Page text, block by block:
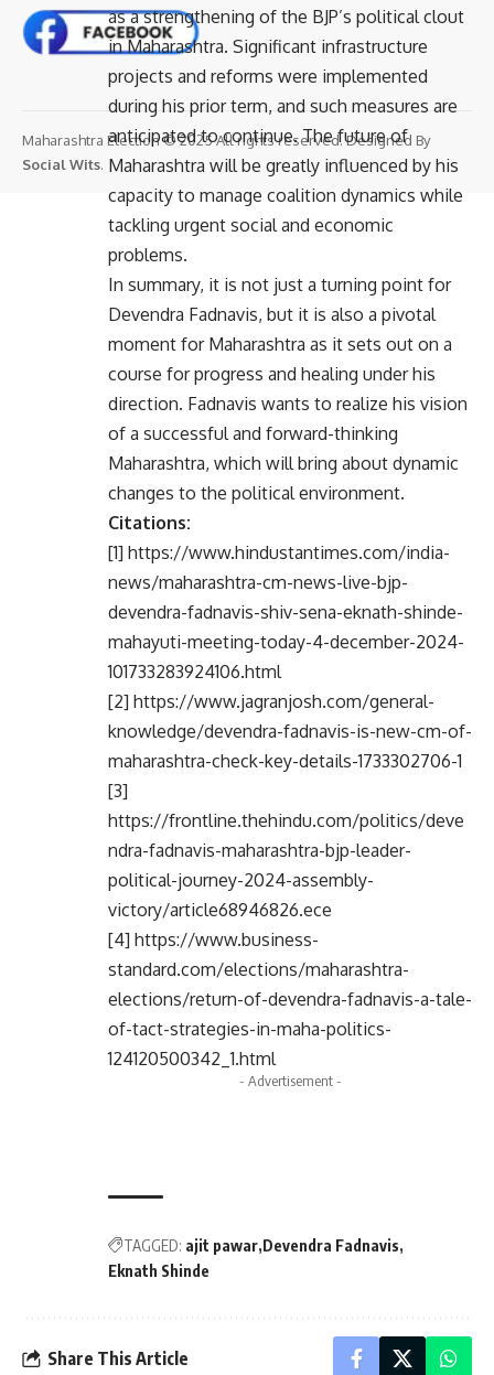
as a strengthening of the BJP’s political clout
in Maharashtra. Significant infrastructure
projects and reforms were implemented
during his prior term, and such measures are
anticipated to continue. The future of
Maharashtra will be greatly influenced by his
capacity to manage coalition dynamics while
tackling urgent social and economic
problems.
In summary, it is not just a turning point for
Devendra Fadnavis, but it is also a pivotal
moment for Maharashtra as it sets out on a
course for progress and healing under his
direction. Fadnavis wants to realize his vision
of a successful and forward-thinking
Maharashtra, which will bring about dynamic
changes to the political environment.
Citations:
[1] https://www.hindustantimes.com/india-
news/maharashtra-cm-news-live-bjp-
devendra-fadnavis-shiv-sena-eknath-shinde-
mahayuti-meeting-today-4-december-2024-
101733283924106.html
[2] https://www.jagranjosh.com/general-
knowledge/devendra-fadnavis-is-new-cm-of-
maharashtra-check-key-details-1733302706-1
[3]
https://frontline.thehindu.com/politics/deve
ndra-fadnavis-maharashtra-bjp-leader-
political-journey-2024-assembly-
victory/article68946826.ece
[4] https://www.business-
standard.com/elections/maharashtra-
elections/return-of-devendra-fadnavis-a-tale-
of-tact-strategies-in-maha-politics-
124120500342_1.html
- Advertisement -
TAGGED: ajit pawar Devendra Fadnavis
Eknath Shinde
Share This Article
Maharashtra Election © 2025 All rights reserved. Designed By
Social Wits.